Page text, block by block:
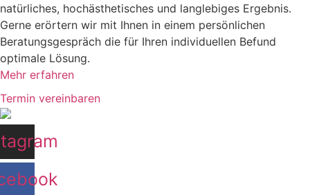
natürliches, hochästhetisches und langlebiges Ergebnis.
Gerne erörtern wir mit Ihnen in einem persönlichen
Beratungsgespräch die für Ihren individuellen Befund
optimale Lösung.
Mehr erfahren
Termin vereinbaren